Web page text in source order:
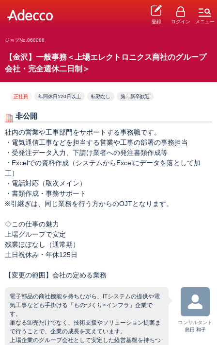
登録 ログイン メニュー
ジョブNo.868088
【金沢】一般事務＜上場エレクトロニクス商社のグループ
会社・完全週休二日制＞
正社員 年間休日120日以上 転勤なし 第二新卒歓迎
非公開
社内の営業や工事部門をサポートする事務職です。
・電気通信工事などを担当する営業や工事の部署の事務担当
・受発注データ入力、下請け業者への発注書類作成等
・Excelでの資料作成（システムからExcelにデータを落として加
工）
・電話対応（取次メイン）
・書類作成・事務サポート
※引継ぎは、同じ業務を行う方からのOJTとなります。
◇この仕事の魅力
上場グループで安定
残業ほぼなし（通常期）
土日祝休み・年休125日
【変更の範囲】会社の定める業務
電子部品の商社機能を持ちながら、ITシステムの提供や電
気工事なども手掛ける「ものづくり×インフラ」企業で
す。
単なる卸売だけでなく、技術支援やソリューション提案ま
で行うことで、企業の成長を支えています。
上場企業のグループ会社として安定した経営基盤を持ちつ
コンサルタント
島田 和子